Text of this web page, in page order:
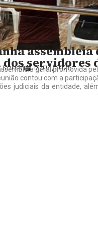
dos servidores
Sousa 13/05/2026
geral promovida
contou com a
judiciais da entidade,